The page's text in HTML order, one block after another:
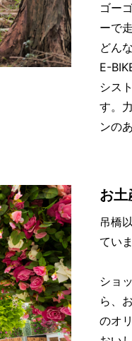
ゴー
ーで
どん
E-
シス
す。
ンの
お土
吊橋
ていま
ショ
ら、
のオ